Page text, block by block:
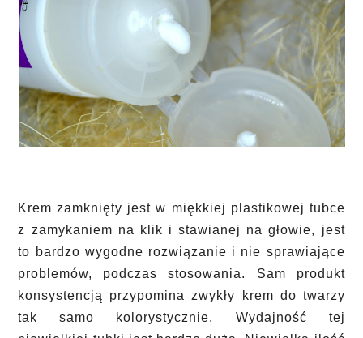
Krem zamknięty jest w miękkiej plastikowej tubce
z zamykaniem na klik i stawianej na głowie, jest
to bardzo wygodne rozwiązanie i nie sprawiające
problemów, podczas stosowania. Sam produkt
konsystencją przypomina zwykły krem do twarzy
tak samo kolorystycznie. Wydajność tej